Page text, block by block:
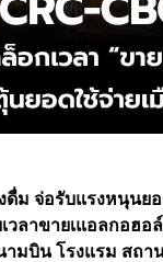
ม จ่อรับแรงหนุนย
วลาขายเแอลกอฮ
มบิน โรงแรม สถา